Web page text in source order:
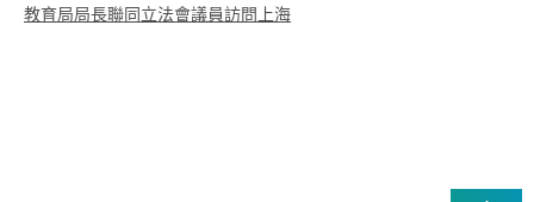
教育局局長聯同立法會議員訪問上海